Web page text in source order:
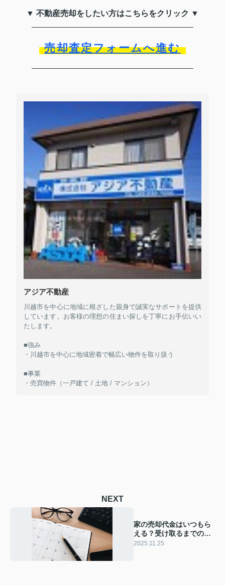
▼ 不動産売却をしたい方はこちらをクリック ▼
売却査定フォームへ進む
アジア不動産
川越市を中心に地域に根ざした親身で誠実なサポートを提供
しています。お客様の理想の住まい探しを丁寧にお手伝いい
たします。
■強み
・川越市を中心に地域密着で幅広い物件を取り扱う
■事業
・売買物件（一戸建て / 土地 / マンション）
NEXT
家の売却代金はいつもら
える？受け取るまでの期
間についても解説
2025.11.25